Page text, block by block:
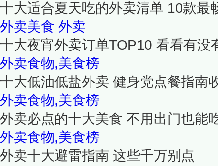
十大适合夏天吃的外卖清单 10款最
外卖美食 外卖
十大夜宵外卖订单TOP10 看看有没
外卖食物,美食榜
十大低油低盐外卖 健身党点餐指南
外卖食物,美食榜
外卖必点的十大美食 不用出门也能
外卖食物,美食榜
外卖十大避雷指南 这些千万别点